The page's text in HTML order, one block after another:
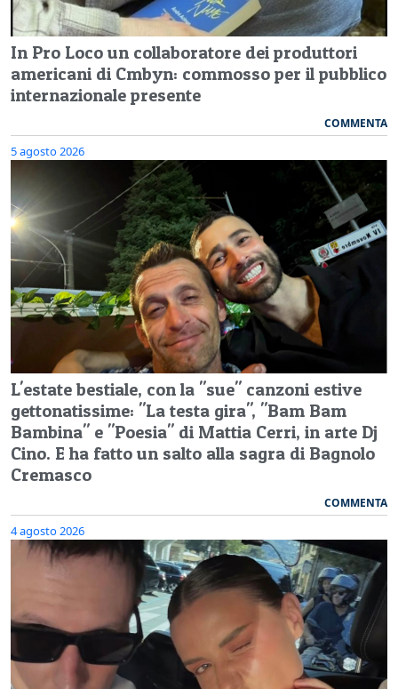
In Pro Loco un collaboratore dei produttori
americani di Cmbyn: commosso per il pubblico
internazionale presente
COMMENTA
5 agosto 2026
L'estate bestiale, con la "sue" canzoni estive
gettonatissime: "La testa gira", "Bam Bam
Bambina" e "Poesia" di Mattia Cerri, in arte Dj
Cino. E ha fatto un salto alla sagra di Bagnolo
Cremasco
COMMENTA
4 agosto 2026